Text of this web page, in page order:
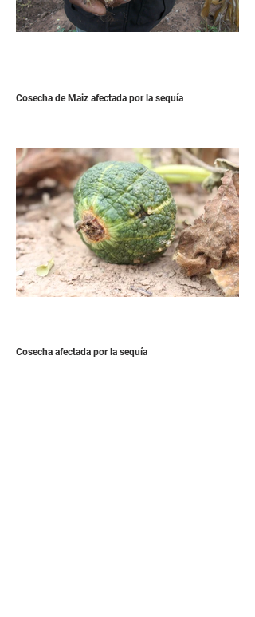
Cosecha de Maiz afectada por la sequía
Cosecha afectada por la sequía